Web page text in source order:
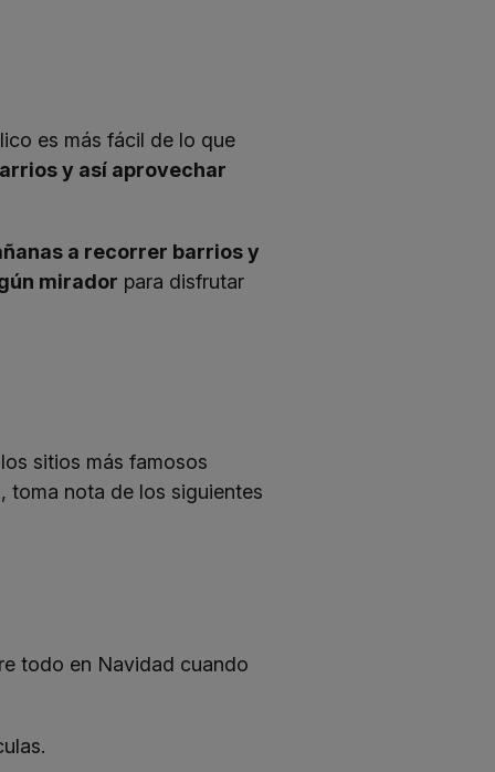
es más fácil de lo que
y así aprovechar
a recorrer barrios y
mirador para disfrutar
sitios más famosos
toma nota de los siguientes
todo en Navidad cuando